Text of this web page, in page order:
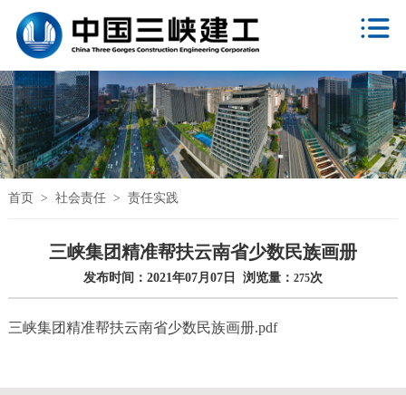
首页 > 社会责任> 责任实践
三峡集团精准帮扶云南省少数民族画册
发布时间：2021年07月07日 浏览量： 275次
三峡集团精准帮扶云南省少数民族画册.pdf